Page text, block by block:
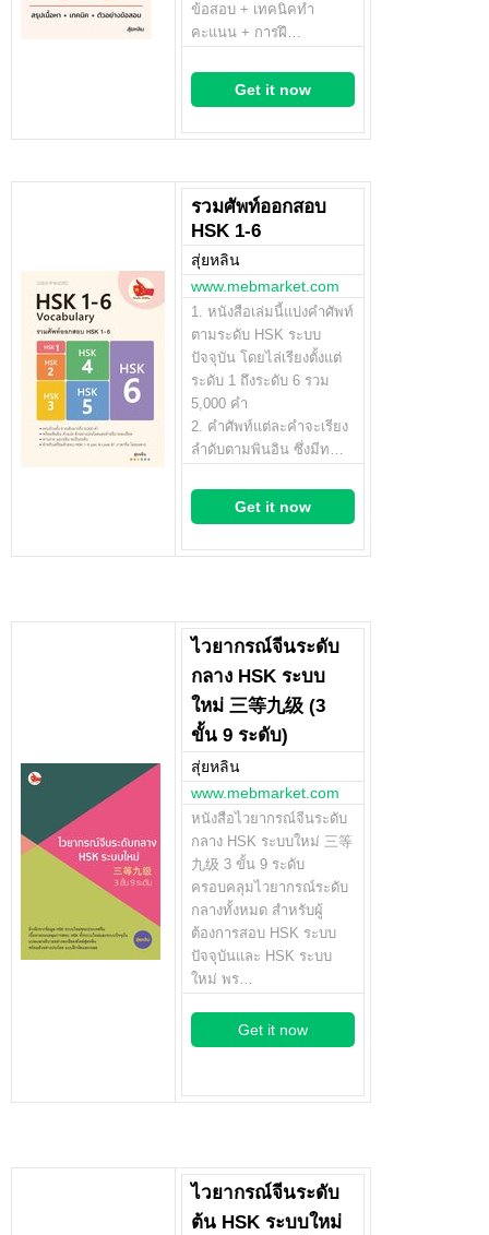
ข้อสอบ + เทคนิคทำ
คะแนน + การฝึ…
Get it now
รวมศัพท์ออกสอบ
HSK 1-6
สุ่ยหลิน
www.mebmarket.com
1. หนังสือเล่มนี้แบ่งคำศัพท์
ตามระดับ HSK ระบบ
ปัจจุบัน โดยไล่เรียงตั้งแต่
ระดับ 1 ถึงระดับ 6 รวม
5,000 คำ
2. คำศัพท์แต่ละคำจะเรียง
ลำดับตามพินอิน ซึ่งมีท…
Get it now
ไวยากรณ์จีนระดับ
กลาง HSK ระบบ
ใหม่ 三等九级 (3
ขั้น 9 ระดับ)
สุ่ยหลิน
www.mebmarket.com
หนังสือไวยากรณ์จีนระดับ
กลาง HSK ระบบใหม่ 三等
九级 3 ขั้น 9 ระดับ
ครอบคลุมไวยากรณ์ระดับ
กลางทั้งหมด สำหรับผู้
ต้องการสอบ HSK ระบบ
ปัจจุบันและ HSK ระบบ
ใหม่ พร…
Get it now
ไวยากรณ์จีนระดับ
ต้น HSK ระบบใหม่